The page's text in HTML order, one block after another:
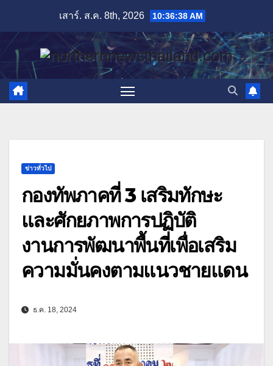
content
เสาร์. ส.ค. 8th, 2026 10:36:40 AM
ข่าวทั่วไป
กองทัพภาคที่ 3 เสริมทักษะ
และศักยภาพการปฏิบัติ
งานการพัฒนาพื้นที่เพื่อเสริม
ความมั่นคงตามแนวชายแดน
ธ.ค. 18, 2024